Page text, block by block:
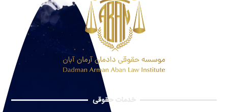
خدمات حقوقی